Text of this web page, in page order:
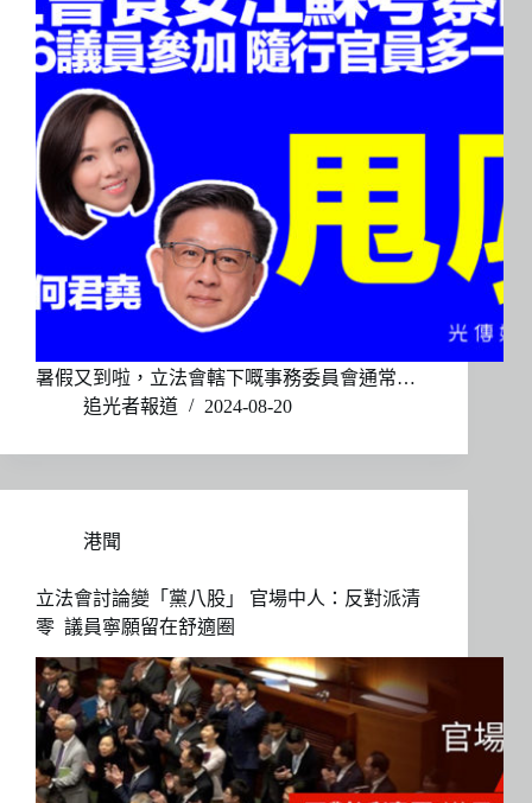
暑假又到啦，立法會轄下嘅事務委員會通常…
追光者報道
2024-08-20
港聞
立法會討論變「黨八股」 官場中人：反對派清
零 議員寧願留在舒適圈